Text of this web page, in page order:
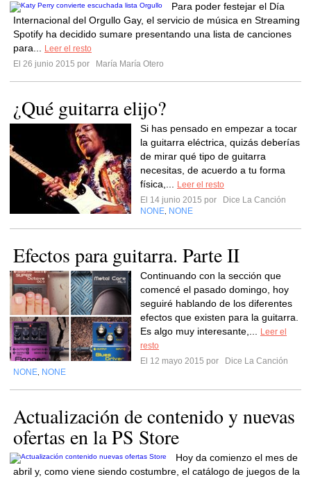
Para poder festejar el Día
Internacional del Orgullo Gay, el servicio de música en Streaming
Spotify ha decidido sumare presentando una lista de canciones
para...
Leer el resto
El 26 junio 2015 por
María María Otero
¿Qué guitarra elijo?
Si has pensado en empezar a tocar
la guitarra eléctrica, quizás deberías
de mirar qué tipo de guitarra
necesitas, de acuerdo a tu forma
física,...
Leer el resto
El 14 junio 2015 por
Dice La Canción
NONE NONE
Efectos para guitarra. Parte II
Continuando con la sección que
comencé el pasado domingo, hoy
seguiré hablando de los diferentes
efectos que existen para la guitarra.
Es algo muy interesante,...
Leer el
resto
El 12 mayo 2015 por
Dice La Canción
NONE NONE
Actualización de contenido y nuevas
ofertas en la PS Store
Hoy da comienzo el mes de
abril y, como viene siendo costumbre, el catálogo de juegos de la